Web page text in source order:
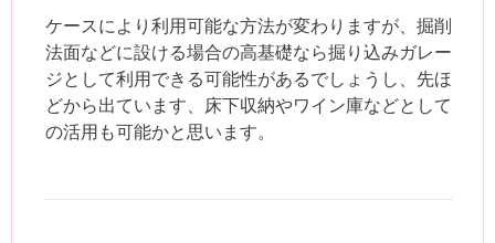
ケースにより利用可能な方法が変わりますが、掘削
法面などに設ける場合の高基礎なら掘り込みガレー
ジとして利用できる可能性があるでしょうし、先ほ
どから出ています、床下収納やワイン庫などとして
の活用も可能かと思います。